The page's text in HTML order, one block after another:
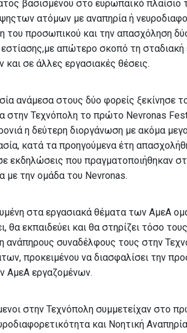
βασισμένου στο ευρωπαϊκό πλαίσιο
ατόμων με αναπηρία ή
του προσωπικού και την απασχόληση
απώτερο σκοπό τη
σε άλλες εργασιακές θέσεις.
ανάμεσα στους δύο φορείς ξεκίνησε
στην Τεχνόπολη το πρώτο Nevronas
η δεύτερη διοργάνωση με ακόμα
κατά τα προηγούμενα έτη
εκδηλώσεις που πραγματοποιήθηκαν
με την ομάδα του Νevronas.
στα εργασιακά θέματα των ΑμεΑ
θα εκπαιδεύει και θα στηρίζει τόσο
ανάπηρους συναδέλφους τους στην
προκειμένου να διασφαλίσει την
ΑμεΑ εργαζομένων.
στην Τεχνόπολη συμμετείχαν στο
και Νοητική